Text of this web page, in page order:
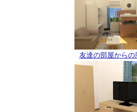
友達の部屋からの